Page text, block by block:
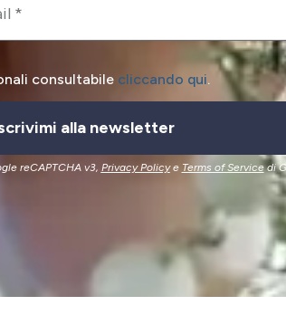
consultabile cliccando qui.
alla newsletter
reCAPTCHA v3, Privacy Policye Terms of Servicedi